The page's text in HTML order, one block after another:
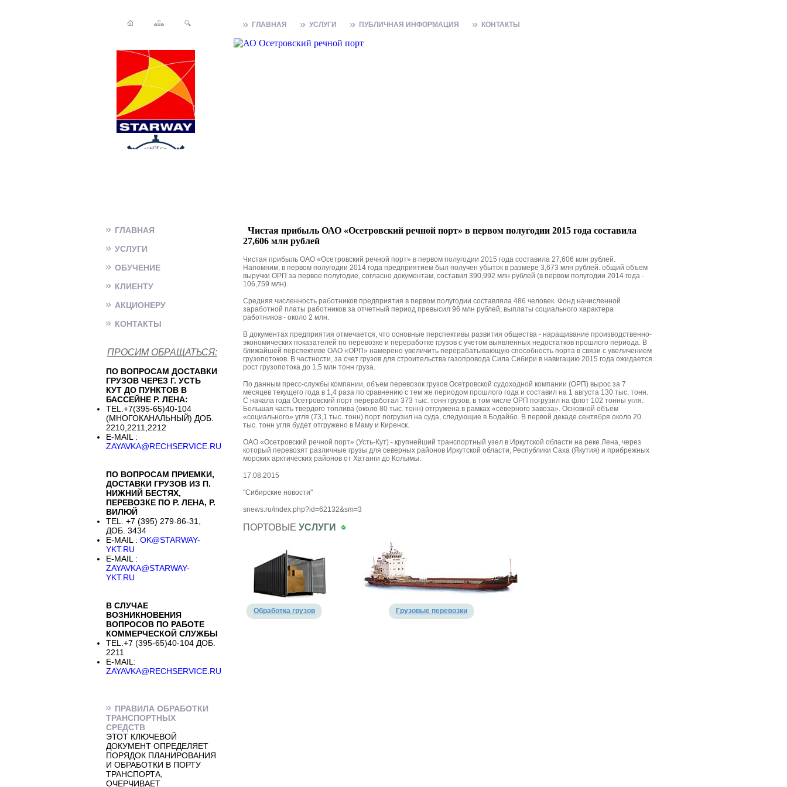
Чистая прибыль ОАО «Осетровский речной порт» в первом полугодии 2015 года составила
27,606 млн рублей
Чистая прибыль ОАО «Осетровский речной порт» в первом полугодии 2015 года составила 27,606 млн рублей.
Напомним, в первом полугодии 2014 года предприятием был получен убыток в размере 3,673 млн рублей. общий объем
выручки ОРП за первое полугодие, согласно документам, составил 390,992 млн рублей (в первом полугодии 2014 года -
106,759 млн).
Средняя численность работников предприятия в первом полугодии составляла 486 человек. Фонд начисленной
заработной платы работников за отчетный период превысил 96 млн рублей, выплаты социального характера
работников - около 2 млн.
В документах предприятия отмечается, что основные перспективы развития общества - наращивание производственно-
экономических показателей по перевозке и переработке грузов с учетом выявленных недостатков прошлого периода. В
ближайшей перспективе ОАО «ОРП» намерено увеличить перерабатывающую способность порта в связи с увеличением
грузопотоков. В частности, за счет грузов для строительства газопровода Сила Сибири в навигацию 2015 года ожидается
рост грузопотока до 1,5 млн тонн груза.
По данным пресс-службы компании, объем перевозок грузов Осетровской судоходной компании (ОРП) вырос за 7
месяцев текущего года в 1,4 раза по сравнению с тем же периодом прошлого года и составил на 1 августа 130 тыс. тонн.
С начала года Осетровский порт переработал 373 тыс. тонн грузов, в том числе ОРП погрузил на флот 102 тонны угля.
Большая часть твердого топлива (около 80 тыс. тонн) отгружена в рамках «северного завоза». Основной объем
«социального» угля (73,1 тыс. тонн) порт погрузил на суда, следующие в Бодайбо. В первой декаде сентября около 20
тыс. тонн угля будет отгружено в Маму и Киренск.
ОАО «Осетровский речной порт» (Усть-Кут) - крупнейший транспортный узел в Иркутской области на реке Лена, через
который перевозят различные грузы для северных районов Иркутской области, Республики Саха (Якутия) и прибрежных
морских арктических районов от Хатанги до Колымы.
17.08.2015
"Сибирские новости"
snews.ru/index.php?id=62132&sm=3
ПОРТОВЫЕ УСЛУГИ
Обработка грузов Грузовые перевозки
ГЛАВНАЯ
УСЛУГИ
ОБУЧЕНИЕ
КЛИЕНТУ
АКЦИОНЕРУ
КОНТАКТЫ
ПРОСИМ ОБРАЩАТЬСЯ:
ПО ВОПРОСАМ ДОСТАВКИ
ГРУЗОВ ЧЕРЕЗ Г. УСТЬ
КУТ ДО ПУНКТОВ В
БАССЕЙНЕ Р. ЛЕНА:
TEL.+7(395-65)40-104
(МНОГОКАНАЛЬНЫЙ) ДОБ.
2210,2211,2212
E-MAIL :
ZAYAVKA@RECHSERVICE.RU
ПО ВОПРОСАМ ПРИЕМКИ,
ДОСТАВКИ ГРУЗОВ ИЗ П.
НИЖНИЙ БЕСТЯХ,
ПЕРЕВОЗКЕ ПО Р. ЛЕНА, Р.
ВИЛЮЙ
TEL. +7 (395) 279-86-31,
ДОБ. 3434
E-MAIL : OK@STARWAY-
YKT.RU
E-MAIL :
ZAYAVKA@STARWAY-
YKT.RU
В СЛУЧАЕ
ВОЗНИКНОВЕНИЯ
ВОПРОСОВ ПО РАБОТЕ
КОММЕРЧЕСКОЙ СЛУЖБЫ
TEL.+7 (395-65)40-104 ДОБ.
2211
E-MAIL:
ZAYAVKA@RECHSERVICE.RU
ПРАВИЛА ОБРАБОТКИ
ТРАНСПОРТНЫХ
СРЕДСТВ
ЭТОТ КЛЮЧЕВОЙ
ДОКУМЕНТ ОПРЕДЕЛЯЕТ
ПОРЯДОК ПЛАНИРОВАНИЯ
И ОБРАБОТКИ В ПОРТУ
ТРАНСПОРТА,
ОЧЕРЧИВАЕТ
ГЛАВНАЯ УСЛУГИ ПУБЛИЧНАЯ ИНФОРМАЦИЯ КОНТАКТЫ